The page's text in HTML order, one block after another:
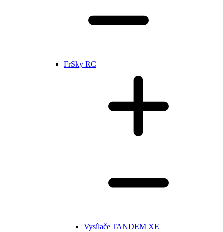
FrSky RC
Vysílače TANDEM XE